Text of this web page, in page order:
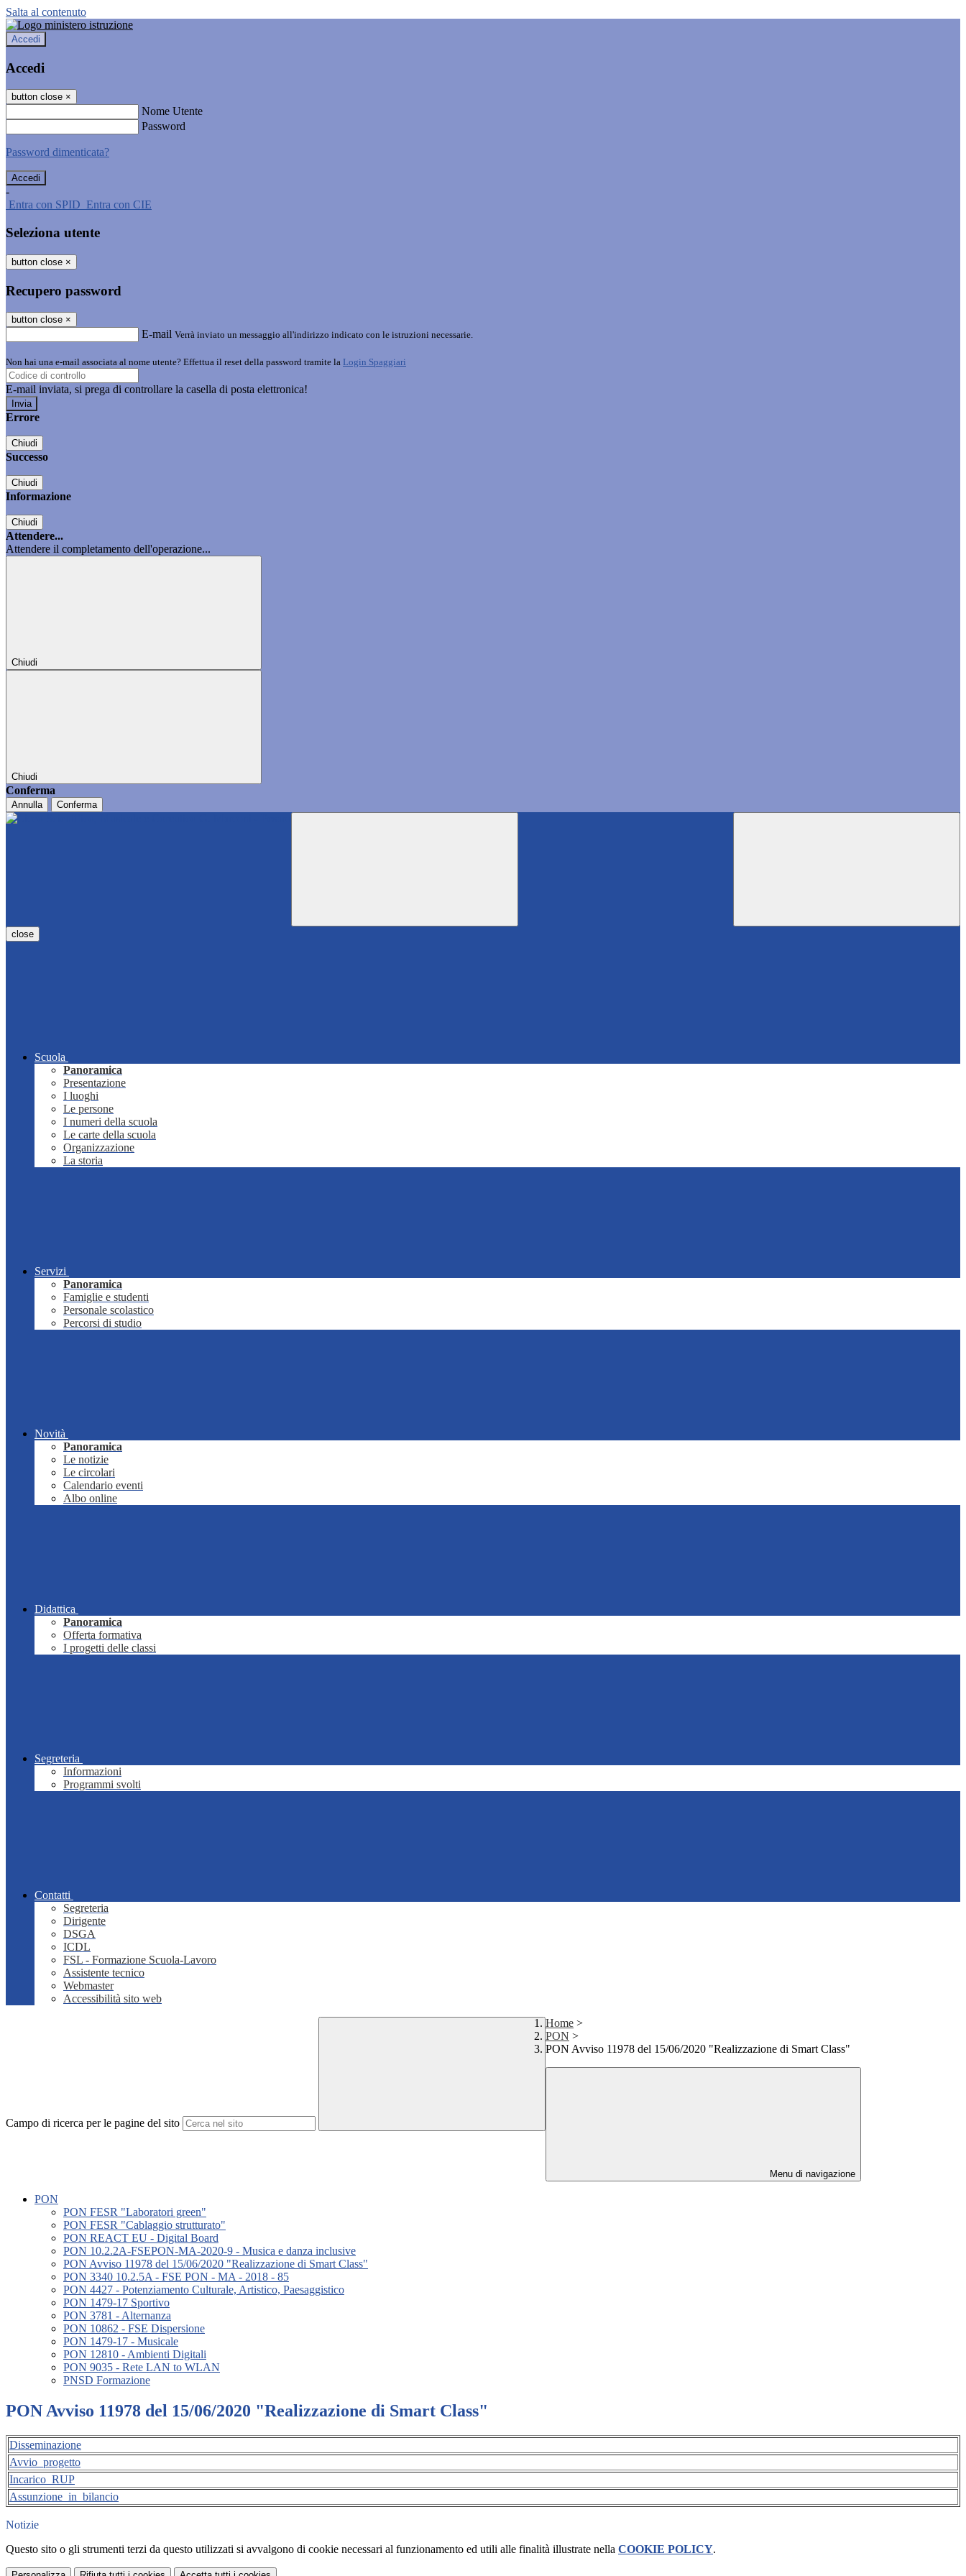
Salta al contenuto
Accedi
Accedi
button close ×
Nome Utente
Password
Password dimenticata?
-
Entra con SPID Entra con CIE
Seleziona utente
button close ×
Recupero password
button close ×
E-mail Verrà inviato un messaggio all'indirizzo indicato con le istruzioni necessarie.
Non hai una e-mail associata al nome utente? Effettua il reset della password tramite la Login Spaggiari
E-mail inviata, si prega di controllare la casella di posta elettronica!
Errore
Chiudi
Successo
Chiudi
Informazione
Chiudi
Attendere...
Attendere il completamento dell'operazione...
Chiudi
Chiudi
Conferma
Annulla Conferma
close
Scuola
Panoramica
Presentazione
I luoghi
Le persone
I numeri della scuola
Le carte della scuola
Organizzazione
La storia
Servizi
Panoramica
Famiglie e studenti
Personale scolastico
Percorsi di studio
Novità
Panoramica
Le notizie
Le circolari
Calendario eventi
Albo online
Didattica
Panoramica
Offerta formativa
I progetti delle classi
Segreteria
Informazioni
Programmi svolti
Contatti
Segreteria
Dirigente
DSGA
ICDL
FSL - Formazione Scuola-Lavoro
Assistente tecnico
Webmaster
Accessibilità sito web
Campo di ricerca per le pagine del sito
Home >
PON >
PON Avviso 11978 del 15/06/2020 "Realizzazione di Smart Class"
Menu di navigazione
PON
PON FESR "Laboratori green"
PON FESR "Cablaggio strutturato"
PON REACT EU - Digital Board
PON 10.2.2A-FSEPON-MA-2020-9 - Musica e danza inclusive
PON Avviso 11978 del 15/06/2020 "Realizzazione di Smart Class"
PON 3340 10.2.5A - FSE PON - MA - 2018 - 85
PON 4427 - Potenziamento Culturale, Artistico, Paesaggistico
PON 1479-17 Sportivo
PON 3781 - Alternanza
PON 10862 - FSE Dispersione
PON 1479-17 - Musicale
PON 12810 - Ambienti Digitali
PON 9035 - Rete LAN to WLAN
PNSD Formazione
PON Avviso 11978 del 15/06/2020 "Realizzazione di Smart Class"
Disseminazione
Avvio_progetto
Incarico_RUP
Assunzione_in_bilancio
Notizie
Questo sito o gli strumenti terzi da questo utilizzati si avvalgono di cookie necessari al funzionamento ed utili alle finalità illustrate nella COOKIE POLICY.